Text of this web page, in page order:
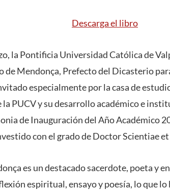
Descarga el libro
la Pontificia Universidad Católica de
de Mendonça, Prefecto del Dicasterio
especialmente por la casa de
PUCV y su desarrollo académico e
de Inauguración del Año Académico
con el grado de Doctor Scientiae
es un destacado sacerdote, poeta y
espiritual, ensayo y poesía, lo que